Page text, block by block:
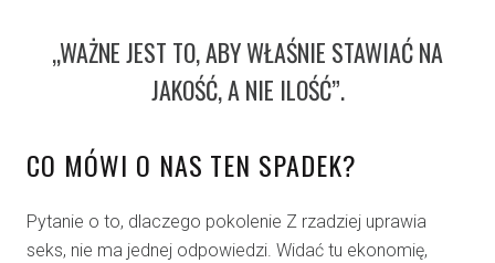
„WAŻNE JEST TO, ABY WŁAŚNIE STAWIAĆ NA
JAKOŚĆ, A NIE ILOŚĆ”.
CO MÓWI O NAS TEN SPADEK?
Pytanie o to, dlaczego pokolenie Z rzadziej uprawia
seks, nie ma jednej odpowiedzi. Widać tu ekonomię,